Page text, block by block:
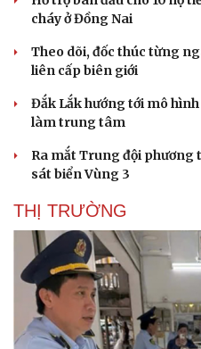
Doanh nghiệp
Thông tin doanh nghiệp
Doanh nghiệp 24h
Doanh nhân
Vì cộng đồng
cháy ở Đồng Nai
Theo dõi, đốc thúc từng
liên cấp biên giới
Đắk Lắk hướng tới mô
làm trung tâm
Ra mắt Trung đội phương
sát biển Vùng 3
THỊ TRƯỜNG